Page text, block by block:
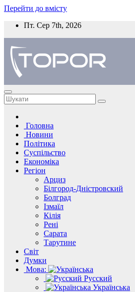
Перейти до вмісту
Пт. Сер 7th, 2026
Головна
Новини
Політика
Суспільство
Економіка
Регіон
Арциз
Білгород-Дністровский
Болград
Ізмаїл
Кілія
Рені
Сарата
Тарутине
Світ
Думки
Мова:
Русский
Українська